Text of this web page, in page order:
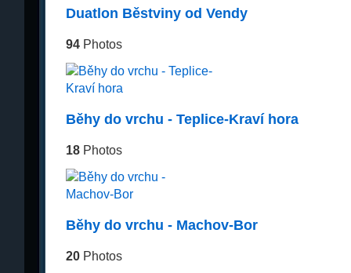
Duatlon Běstviny od Vendy
94Photos
Běhy do vrchu - Teplice-Kraví hora
18Photos
Běhy do vrchu - Machov-Bor
20Photos